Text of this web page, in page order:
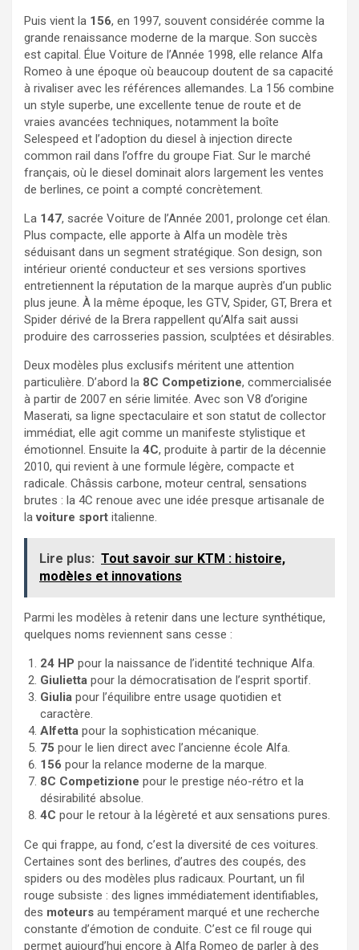
Puis vient la 156, en 1997, souvent considérée comme la
grande renaissance moderne de la marque. Son succès
est capital. Élue Voiture de l’Année 1998, elle relance Alfa
Romeo à une époque où beaucoup doutent de sa capacité
à rivaliser avec les références allemandes. La 156 combine
un style superbe, une excellente tenue de route et de
vraies avancées techniques, notamment la boîte
Selespeed et l’adoption du diesel à injection directe
common rail dans l’offre du groupe Fiat. Sur le marché
français, où le diesel dominait alors largement les ventes
de berlines, ce point a compté concrètement.
La 147, sacrée Voiture de l’Année 2001, prolonge cet élan.
Plus compacte, elle apporte à Alfa un modèle très
séduisant dans un segment stratégique. Son design, son
intérieur orienté conducteur et ses versions sportives
entretiennent la réputation de la marque auprès d’un public
plus jeune. À la même époque, les GTV, Spider, GT, Brera et
Spider dérivé de la Brera rappellent qu’Alfa sait aussi
produire des carrosseries passion, sculptées et désirables.
Deux modèles plus exclusifs méritent une attention
particulière. D’abord la 8C Competizione, commercialisée
à partir de 2007 en série limitée. Avec son V8 d’origine
Maserati, sa ligne spectaculaire et son statut de collector
immédiat, elle agit comme un manifeste stylistique et
émotionnel. Ensuite la 4C, produite à partir de la décennie
2010, qui revient à une formule légère, compacte et
radicale. Châssis carbone, moteur central, sensations
brutes : la 4C renoue avec une idée presque artisanale de
lavoiture sport italienne.
Lire plus: Tout savoir sur KTM : histoire,
modèles et innovations
Parmi les modèles à retenir dans une lecture synthétique,
quelques noms reviennent sans cesse :
24 HP pour la naissance de l’identité technique Alfa.
Giulietta pour la démocratisation de l’esprit sportif.
Giulia pour l’équilibre entre usage quotidien et
caractère.
Alfetta pour la sophistication mécanique.
75 pour le lien direct avec l’ancienne école Alfa.
156 pour la relance moderne de la marque.
8C Competizione pour le prestige néo-rétro et la
désirabilité absolue.
4C pour le retour à la légèreté et aux sensations pures.
Ce qui frappe, au fond, c’est la diversité de ces voitures.
Certaines sont des berlines, d’autres des coupés, des
spiders ou des modèles plus radicaux. Pourtant, un fil
rouge subsiste : des lignes immédiatement identifiables,
des moteurs au tempérament marqué et une recherche
constante d’émotion de conduite. C’est ce fil rouge qui
permet aujourd’hui encore à Alfa Romeo de parler à des